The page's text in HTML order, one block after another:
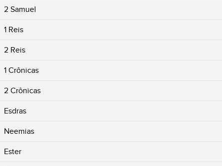
2 Samuel
1 Reis
2 Reis
1 Crônicas
2 Crônicas
Esdras
Neemias
Ester